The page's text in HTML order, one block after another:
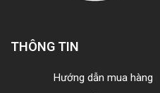
THÔNG TIN
Hướng dẫn mua hàng